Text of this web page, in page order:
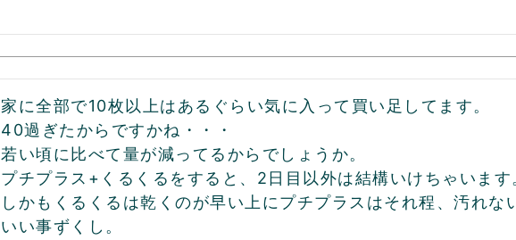
家に全部で10枚以上はあるぐらい気に入って買い足してます。
40過ぎたからですかね・・・
若い頃に比べて量が減ってるからでしょうか。
プチプラス+くるくるをすると、2日目以外は結構いけちゃいます
しかもくるくるは乾くのが早い上にプチプラスはそれ程、汚れな
いい事ずくし。